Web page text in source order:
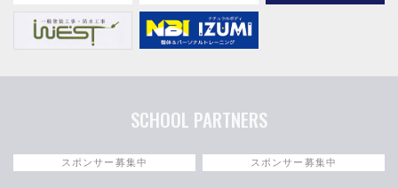
SCHOOL PARTNERS
スポンサー募集中 スポンサー募集中